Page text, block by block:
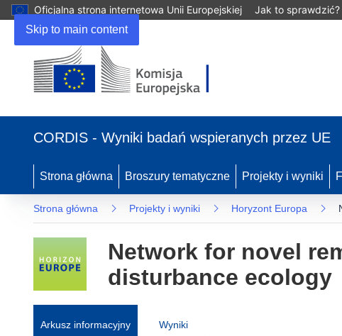
Skip to main content
Oficjalna strona internetowa Unii Europejskiej Jak to sprawdzić?
CORDIS - Wyniki badań wspieranych przez UE
Strona główna Broszury tematyczne Projekty i wyniki
Strona główna Projekty i wyniki Horyzont Europa
Network for novel
disturbance ecology
Arkusz informacyjny Wyniki